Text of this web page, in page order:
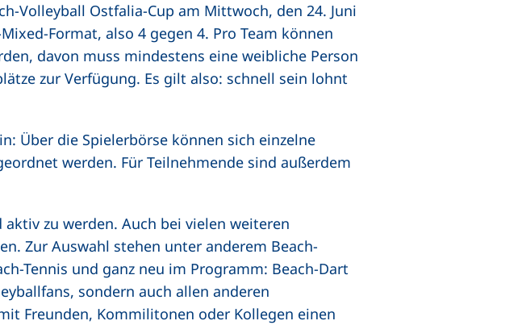
Volleyball Ostfalia-Cup am Mittwoch, den 24. Juni
Format, also 4 gegen 4. Pro Team können
davon muss mindestens eine weibliche Person
zur Verfügung. Es gilt also: schnell sein lohnt
Über die Spielerbörse können sich einzelne
werden. Für Teilnehmende sind außerdem
zu werden. Auch bei vielen weiteren
Zur Auswahl stehen unter anderem Beach-
Tennis und ganz neu im Programm: Beach-Dart
sondern auch allen anderen
Freunden, Kommilitonen oder Kollegen einen